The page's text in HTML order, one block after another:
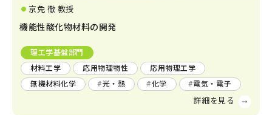
京免 徹 教授
機能性酸化物材料の開発
理工学基盤部門
材料工学
応用物理物性
応用物理工学
無機材料化学
光・熱 化学 電気・電子